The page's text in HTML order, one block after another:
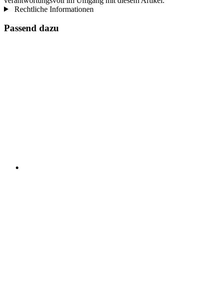
Rechtliche Informationen
Passend dazu